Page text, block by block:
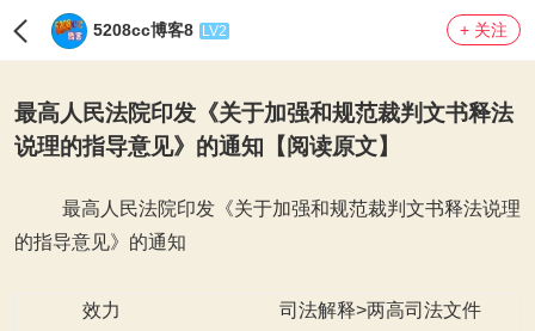
5208cc博客8 LV2 + 关注
最高人民法院印发《关于加强和规范裁判文书释法
说理的指导意见》的通知【阅读原文】
最高人民法院印发《关于加强和规范裁判文书释法说理
的指导意见》的通知
效力
司法解释>两高司法文件